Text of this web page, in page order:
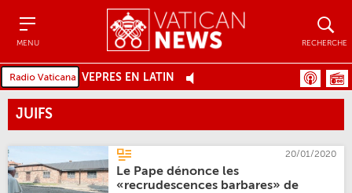
MENU RECHERCHE
VEPRES EN LATIN
JUIFS
20/01/2020
Le Pape dénonce les
«recrudescences barbares» de